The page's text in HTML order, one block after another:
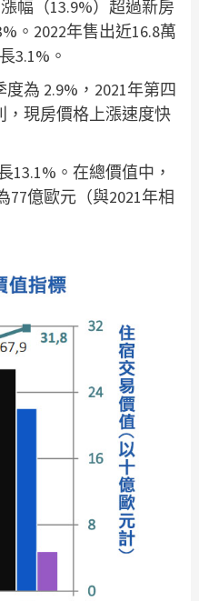
幅（13.9%）超過新房
。2022年售出近16.8萬
3.1%。
為 2.9%，2021年第四
，現房價格上漲速度快
13.1%。在總價值中，
77億歐元（與2021年相